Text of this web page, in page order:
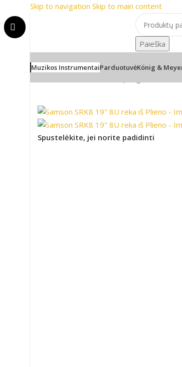
Skip to navigation Skip to main content
ženklai 📞
Paieška
Muzikos InstrumentaiParduotuvėKönig &
Spustelėkite, jei norite padidinti